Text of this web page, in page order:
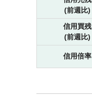
(前週比)
信用買残
(前週比)
信用倍率